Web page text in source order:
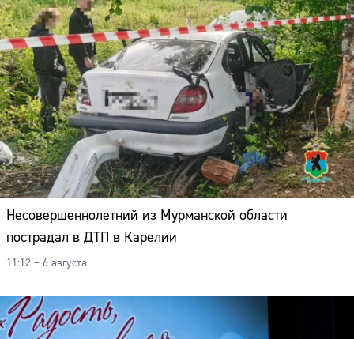
Несовершеннолетний из Мурманской области
пострадал в ДТП в Карелии
11:12 – 6 августа